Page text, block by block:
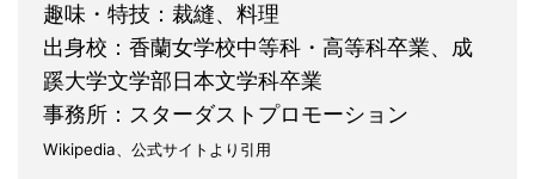
趣味・特技：裁縫、料理
出身校：香蘭女学校中等科・高等科卒業、成
蹊大学文学部日本文学科卒業
事務所：スターダストプロモーション
Wikipedia、公式サイトより引用